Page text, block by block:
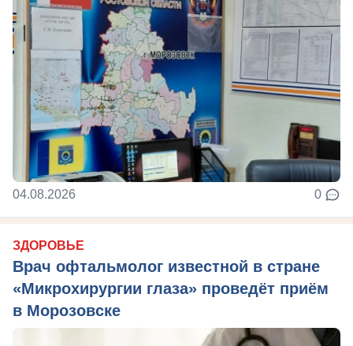
04.08.2026 0
ЗДОРОВЬЕ
Врач офтальмолог известной в стране
«Микрохирургии глаза» проведёт приём
в Морозовске